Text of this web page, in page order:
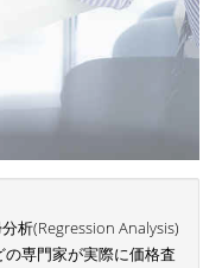
析(Regression Analysis)
専門家が実際に価格査